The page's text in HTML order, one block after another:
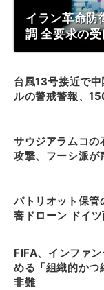
イラン革命防
調 全要求の
台風13号接近で
ルの警戒警報、
サウジアラムコの
攻撃、フーシ派が
パトリオット保管
審ドローン ドイ
FIFA、インファ
める「組織的かつ
非難